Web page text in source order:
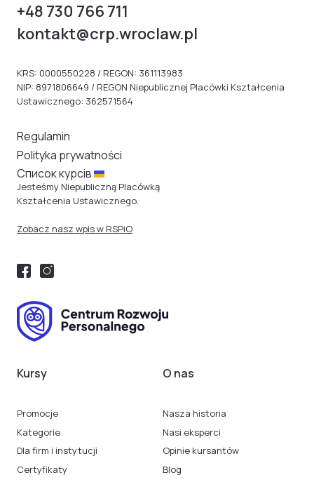
Regulamin
Polityka prywatności
Cписок курсів
Jesteśmy Niepubliczną Placówką
Kształcenia Ustawicznego.
Zobacz nasz wpis w RSPiO
Kursy
Promocje
Kategorie
Dla firm i instytucji
Certyfikaty
O nas
Nasza historia
Nasi eksperci
Opinie kursantów
Blog
+48 730 766 711
kontakt@crp.wroclaw.pl
KRS: 0000550228 / REGON: 361113983
NIP: 8971806649 / REGON Niepublicznej Placówki Kształcenia
Ustawicznego: 362571564